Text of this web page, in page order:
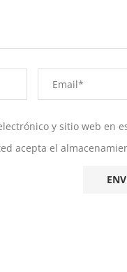
y sitio web en
acepta el